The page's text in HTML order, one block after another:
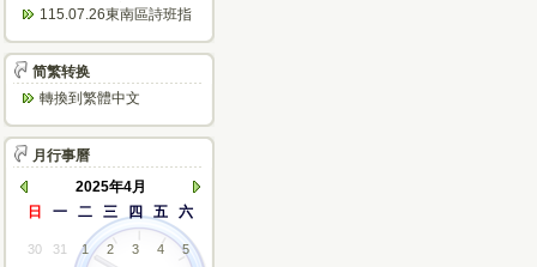
命體驗活動(美和)...
115.07.26東南區詩班指
简繁转换
轉換到繁體中文
月行事曆
2025年4月
日
一 二 三 四 五 六
30 31 1 2 3 4
5